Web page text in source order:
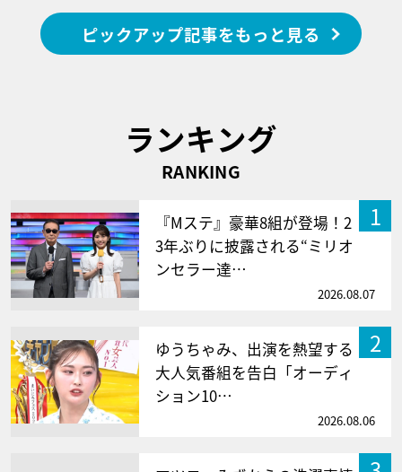
ピックアップ記事をもっと見る
ランキング
RANKING
1
『Mステ』豪華8組が登場！2
3年ぶりに披露される“ミリオ
ンセラー達…
2026.08.07
2
ゆうちゃみ、出演を熱望する
大人気番組を告白「オーディ
ション10…
2026.08.06